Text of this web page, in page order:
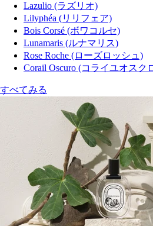
Lazulio (ラズリオ)
Lilyphéa (リリフェア)
Bois Corsé (ボワコルセ)
Lunamaris (ルナマリス)
Rose Roche (ローズロッシュ)
Corail Oscuro (コライユオスク
すべてみる